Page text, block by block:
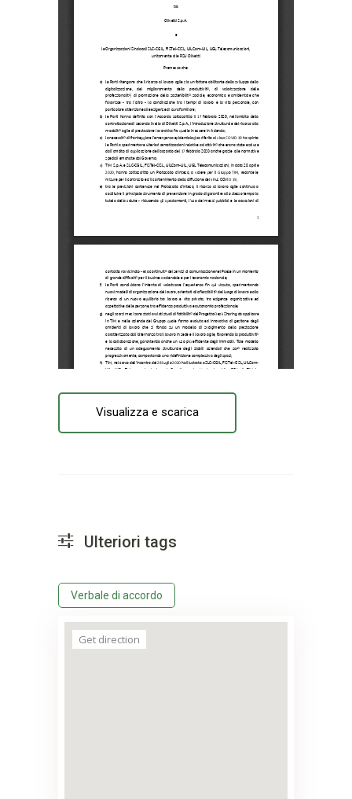
Visualizza e scarica
Ulteriori tags
Verbale di accordo
Get direction